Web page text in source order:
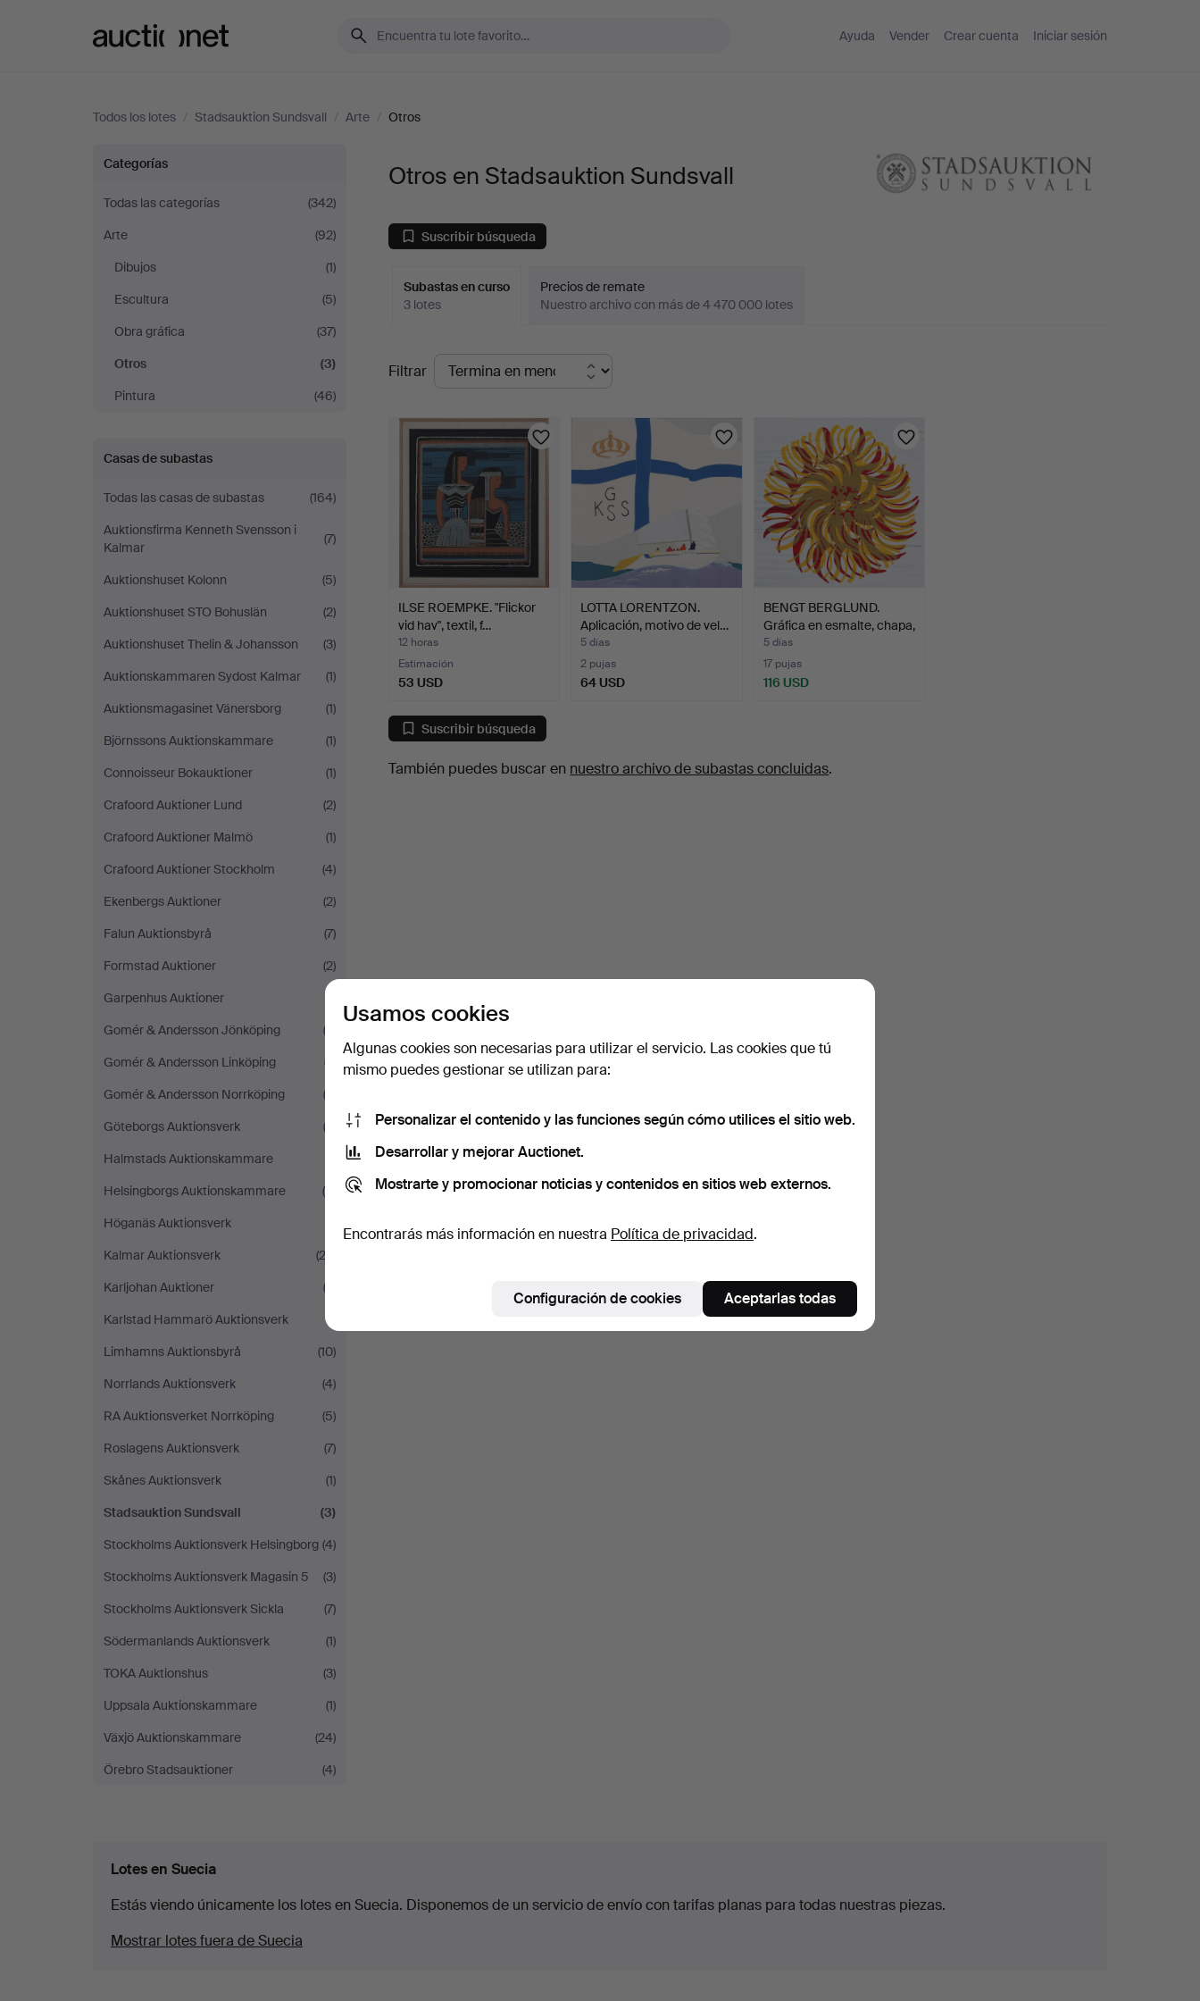
Ayuda Vender Crear cuenta Iniciar sesión
Todos los lotes / Stadsauktion Sundsvall / Arte / Otros
Otros
en
Stadsauktion
Sundsvall
Categorías
Todas las categorías
(342)
Arte
(92)
Dibujos
(1)
Escultura
(5)
Obra gráfica
(37)
Otros
(3)
Pintura
(46)
Casas de subastas
Todas las casas de subastas
(164)
Auktionsfirma Kenneth Svensson i
Kalmar
(7)
Auktionshuset Kolonn
(5)
Auktionshuset STO Bohuslän
(2)
Auktionshuset Thelin & Johansson
(3)
Auktionskammaren Sydost Kalmar
(1)
Auktionsmagasinet Vänersborg
(1)
Björnssons Auktionskammare
(1)
Connoisseur Bokauktioner
(1)
Crafoord Auktioner Lund
(2)
Crafoord Auktioner Malmö
(1)
Crafoord Auktioner Stockholm
(4)
Ekenbergs Auktioner
(2)
Falun Auktionsbyrå
(7)
Formstad Auktioner
(2)
Garpenhus Auktioner
Gomér & Andersson Jönköping
(3)
Gomér & Andersson Linköping
(7)
Gomér & Andersson Norrköping
(2)
Göteborgs Auktionsverk
(3)
Halmstads Auktionskammare
Helsingborgs Auktionskammare
(5)
Höganäs Auktionsverk
Kalmar Auktionsverk
(22)
Karljohan Auktioner
(2)
Karlstad Hammarö Auktionsverk
(1)
Limhamns Auktionsbyrå
(10)
Norrlands Auktionsverk
(4)
RA Auktionsverket Norrköping
(5)
Roslagens Auktionsverk
(7)
Skånes Auktionsverk
(1)
Stadsauktion Sundsvall
(3)
Stockholms Auktionsverk Helsingborg (4)
Stockholms Auktionsverk Magasin 5
(3)
Stockholms Auktionsverk Sickla
(7)
Södermanlands Auktionsverk
(1)
TOKA Auktionshus
(3)
Uppsala Auktionskammare
(1)
Växjö Auktionskammare
(24)
Örebro Stadsauktioner
(4)
Otros en Stadsauktion Sundsvall
Suscribir búsqueda
Subastas en curso
3 lotes
Precios de remate
Nuestro archivo con más de 4 470 000 lotes
Subastas
en
curso
Filtrar
ILSE ROEMPKE. "Flickor
vid hav", textil, f…
12 horas
Estimación
53 USD
LOTTA LORENTZON.
Aplicación, motivo de vel…
5 días
2 pujas
64 USD
BENGT BERGLUND.
Gráfica en esmalte, chapa,
…
5 días
17 pujas
116 USD
Suscribir búsqueda
También puedes buscar en nuestro archivo de subastas concluidas.
Lotes en Suecia
Estás viendo únicamente los lotes en Suecia. Disponemos de un servicio de envío con tarifas planas para todas nuestras piezas.
Mostrar lotes fuera de Suecia
Usamos cookies
Algunas cookies son necesarias para utilizar el servicio. Las cookies que tú
mismo puedes gestionar se utilizan para:
Personalizar el contenido y las funciones según cómo utilices el sitio web.
Desarrollar y mejorar Auctionet.
Mostrarte y promocionar noticias y contenidos en sitios web externos.
Encontrarás más información en nuestra Política de privacidad.
Configuración de cookies Aceptarlas todas